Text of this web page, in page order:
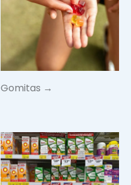
Gomitas →